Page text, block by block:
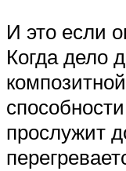
И это если
Когда дело
прослужит